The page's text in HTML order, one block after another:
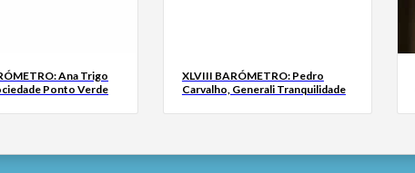
Ana Trigo
Ponto Verde
XLVIII BARÓMETRO: Pedro
Carvalho, Generali Tranquilidade